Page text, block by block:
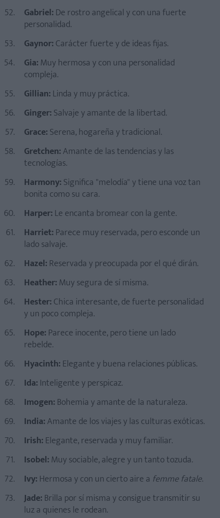
Gabriel:De rostro angelical y con una fuerte
personalidad.
Gaynor:Carácter fuerte y de ideas fijas.
Gia:Muy hermosa y con una personalidad
compleja.
Gillian:Linda y muy práctica.
Ginger:Salvaje y amante de la libertad.
Grace:Serena, hogareña y tradicional.
Gretchen:Amante de las tendencias y las
tecnologías.
Harmony:Significa "melodía" y tiene una voz tan
bonita como su cara.
Harper:Le encanta bromear con la gente.
Harriet:Parece muy reservada, pero esconde un
lado salvaje.
Hazel:Reservada y preocupada por el qué dirán.
Heather:Muy segura de sí misma.
Hester:Chica interesante, de fuerte personalidad
y un poco compleja.
Hope:Parece inocente, pero tiene un lado
rebelde.
Hyacinth:Elegante y buena relaciones públicas.
Ida:Inteligente y perspicaz.
Imogen:Bohemia y amante de la naturaleza.
India:Amante de los viajes y las culturas exóticas.
Irish:Elegante, reservada y muy familiar.
Isobel:Muy sociable, alegre y un tanto tozuda.
Ivy:Hermosa y con un cierto aire a femme fatale.
Jade:Brilla por sí misma y consigue transmitir su
luz a quienes le rodean.